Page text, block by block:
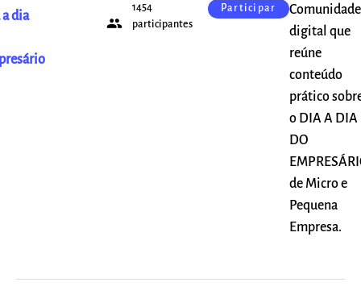
dia people
1454
participantes
Participar
Comunidade
digital que
reúne
conteúdo
prático
o DIA A DIA
DO
de Micro e
Pequena
Empresa.